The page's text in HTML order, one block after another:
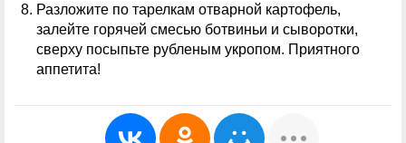
Разложите по тарелкам отварной картофель,
залейте горячей смесью ботвиньи и сыворотки,
сверху посыпьте рубленым укропом. Приятного
аппетита!